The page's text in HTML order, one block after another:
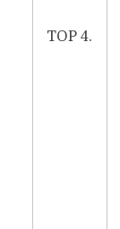
TOP 4.